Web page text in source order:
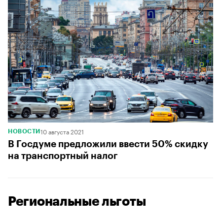
НОВОСТИ 10 августа 2021
В Госдуме предложили ввести 50% скидку
на транспортный налог
Региональные льготы